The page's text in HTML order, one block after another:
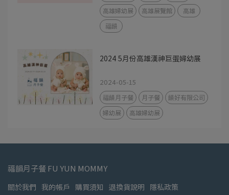
高雄婦幼展
高雄展覽館
高雄
福韻
2024 5月份高雄漢神巨蛋婦幼展
2024-05-15
福韻月子餐 月子餐
韻好有限公司
婦幼展
高雄婦幼展
福韻月子餐 FU YUN MOMMY
關於我們 我的帳戶 購買須知 退換貨說明 隱私政策